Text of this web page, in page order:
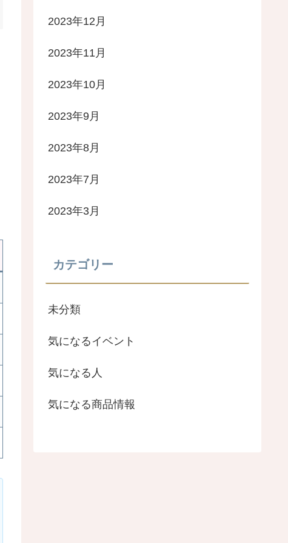
2023年12月
2023年11月
2023年10月
2023年9月
2023年8月
2023年7月
2023年3月
カテゴリー
未分類
気になるイベント
気になる人
気になる商品情報